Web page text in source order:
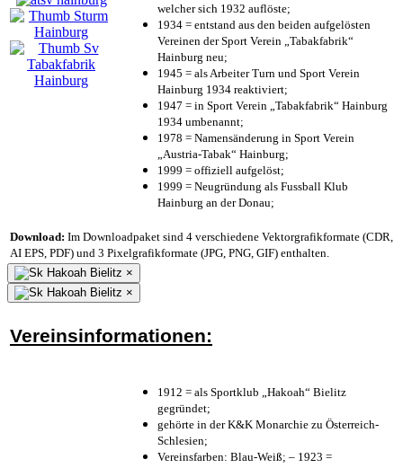
welcher sich 1932 auflöste;
1934 = entstand aus den beiden aufgelösten
Vereinen der Sport Verein „Tabakfabrik“
Hainburg neu;
1945 = als Arbeiter Turn und Sport Verein
Hainburg 1934 reaktiviert;
1947 = in Sport Verein „Tabakfabrik“ Hainburg
1934 umbenannt;
1978 = Namensänderung in Sport Verein
„Austria-Tabak“ Hainburg;
1999 = offiziell aufgelöst;
1999 = Neugründung als Fussball Klub
Hainburg an der Donau;
Download: Im Downloadpaket sind 4 verschiedene Vektorgrafikformate (CDR,
AI EPS, PDF) und 3 Pixelgrafikformate (JPG, PNG, GIF) enthalten.
×
×
Vereinsinformationen:
1912 = als Sportklub „Hakoah“ Bielitz
gegründet;
gehörte in der K&K Monarchie zu Österreich-
Schlesien;
Vereinsfarben: Blau-Weiß; – 1923 =